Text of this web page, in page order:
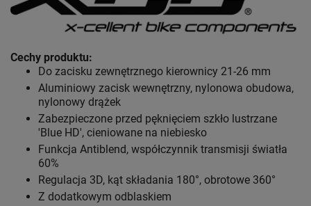
Cechy produktu:
Do zacisku zewnętrznego kierownicy 21-26 mm
Aluminiowy zacisk wewnętrzny, nylonowa obudowa,
nylonowy drążek
Zabezpieczone przed pęknięciem szkło lustrzane
'Blue HD', cieniowane na niebiesko
Funkcja Antiblend, współczynnik transmisji światła
60%
Regulacja 3D, kąt składania 180°, obrotowe 360°
Z dodatkowym odblaskiem